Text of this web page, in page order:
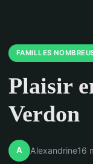
FAMILLES
Plaisir
Verdon
A Alexandrine16